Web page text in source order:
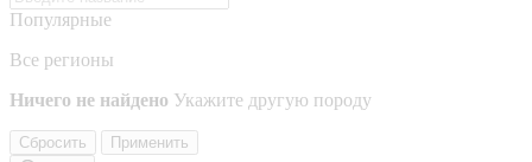
Популярные
Все регионы
Ничего не найдено Укажите другую породу
Сбросить
Применить